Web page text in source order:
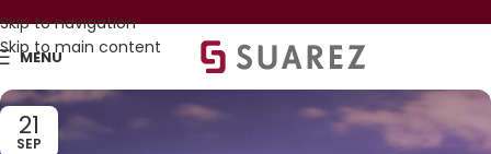
Skip to navigation
Skip to main content
MENU
21
SEP